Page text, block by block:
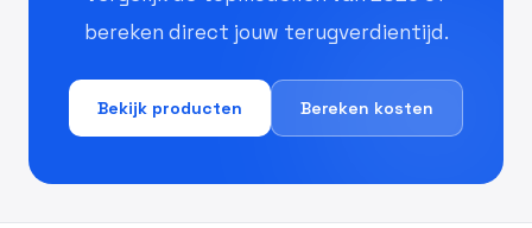
bereken direct jouw terugverdientijd.
Bekijk producten Bereken kosten